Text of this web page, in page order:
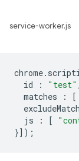
service-worker.js
chrome.
id
: "test" ,
matches
: [
js
: [
}]);